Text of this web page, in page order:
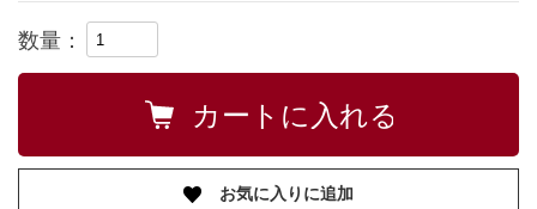
数量：
お気に入りに追加